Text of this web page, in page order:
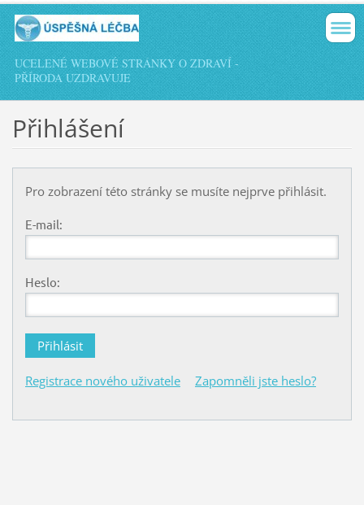
UCELENÉ WEBOVÉ STRÁNKY O ZDRAVÍ -
PŘÍRODA UZDRAVUJE
Přihlášení
Pro zobrazení této stránky se musíte nejprve přihlásit.
E-mail:
Heslo:
Registrace nového uživatele Zapomněli jste heslo?